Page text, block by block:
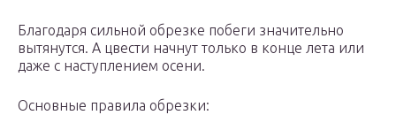
Благодаря сильной обрезке побеги значительно
вытянутся. А цвести начнут только в конце лета или
даже с наступлением осени.
Основные правила обрезки: